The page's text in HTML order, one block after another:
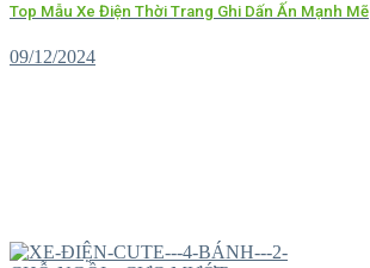
Top Mẫu Xe Điện Thời Trang Ghi Dấn Ấn Mạnh Mẽ
09/12/2024